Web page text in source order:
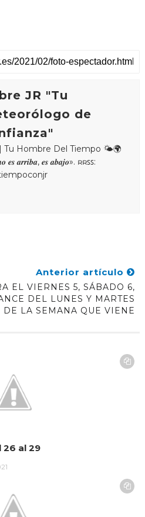
JR "Tu
de
| Tu Hombre Del Tiempo 🌤🌍
𝒆𝒔 𝒂𝒓𝒓𝒊𝒃𝒂, 𝒆𝒔 𝒂𝒃𝒂𝒋𝒐». ʀʀꜱꜱ:
Anterior artículo
EL VIERNES 5, SÁBADO 6,
DEL LUNES Y MARTES
DE LA SEMANA QUE VIENE
26 al 29